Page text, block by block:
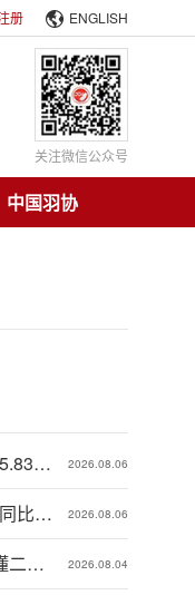
册 ENGLISH
关注微信公众号
中国羽协
亿
2026.08.06
比增
2026.08.06
二者
2026.08.04